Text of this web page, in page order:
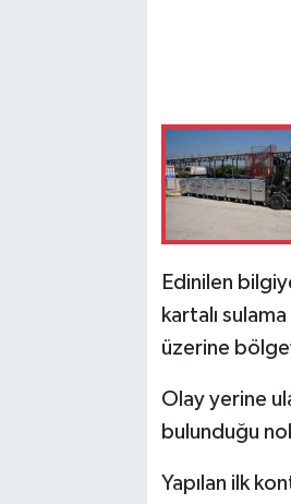
Edinilen
kartalı
üzerine
Olay yerine
bulunduğu
Yapılan ilk